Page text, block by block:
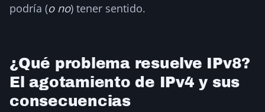
podría (o no) tener sentido.
¿Qué problema resuelve IPv8?
El agotamiento de IPv4 y sus
consecuencias